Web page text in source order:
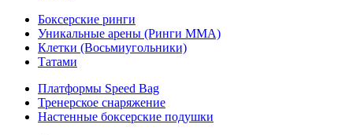
Боксерские ринги
Уникальные арены (Ринги ММА)
Клетки (Восьмиугольники)
Татами
Платформы Speed Bag
Тренерское снаряжение
Настенные боксерские подушки